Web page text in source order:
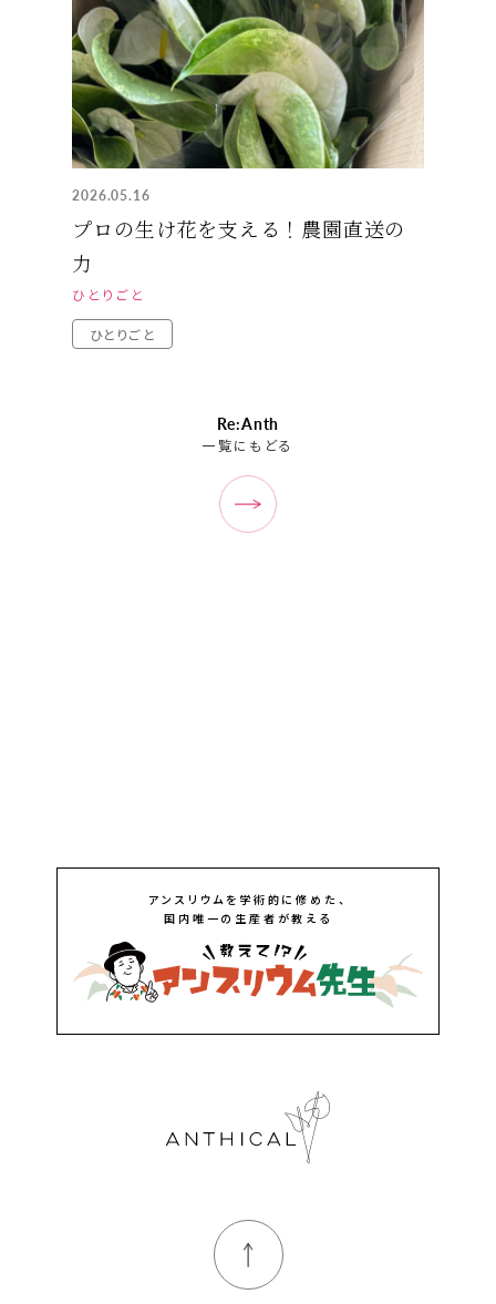
2026.05.16
プロの生け花を支える！農園直送の
力
ひとりごと
ひとりごと
Re:Anth
一覧にもどる
アンスリウムを学術的に修めた、
国内唯一の生産者が教える